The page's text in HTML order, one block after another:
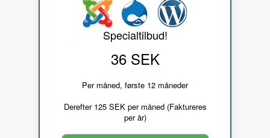
Specialtilbud!
36 SEK
Per måned, første 12 måneder
Derefter 125 SEK per måned (Faktureres
per år)